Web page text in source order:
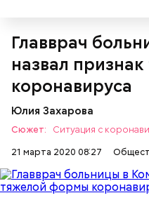
Главврач
назвал
коронавируса
Юлия Захарова
Сюжет:
Ситуация с
21 марта 2020 08:27
Грибной суп с